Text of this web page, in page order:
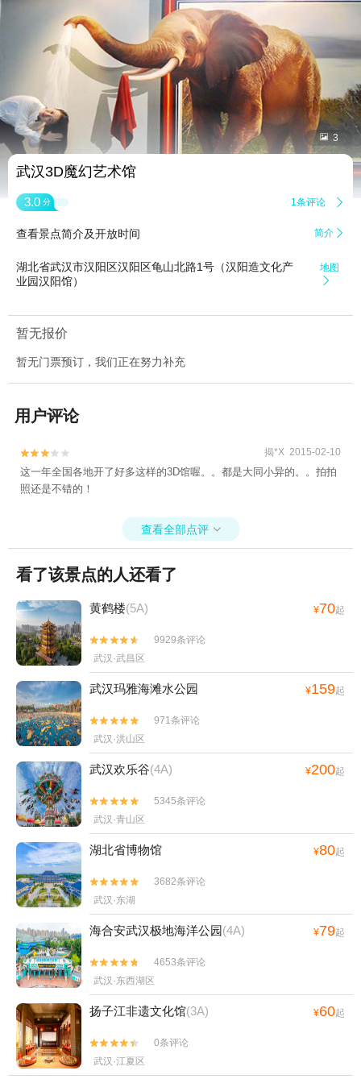
 3
武汉3D魔幻艺术馆
3.0 分 1条评论 
查看景点简介及开放时间 简介 
湖北省武汉市汉阳区汉阳区龟山北路1号（汉阳造文化产
业园汉阳馆）
地图

暂无报价
暂无门票预订，我们正在努力补充
用户评论

 揭*X 2015-02-10
这一年全国各地开了好多这样的3D馆喔。。都是大同小异的。。拍拍
照还是不错的！
查看全部点评 
看了该景点的人还看了
黄鹤楼(5A) ¥70起


9929条评论
武汉·武昌区
武汉玛雅海滩水公园 ¥159起


971条评论
武汉·洪山区
武汉欢乐谷(4A) ¥200起


5345条评论
武汉·青山区
湖北省博物馆 ¥80起


3682条评论
武汉·东湖
海合安武汉极地海洋公园(4A) ¥79起


4653条评论
武汉·东西湖区
扬子江非遗文化馆(3A) ¥60起


0条评论
武汉·江夏区